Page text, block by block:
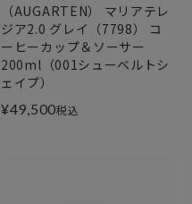
（AUGARTEN） マリアテレ
ジア2.0 グレイ（7798） コ
ーヒーカップ＆ソーサー
200ml（001シューベルトシ
ェイプ）
¥49,500税込